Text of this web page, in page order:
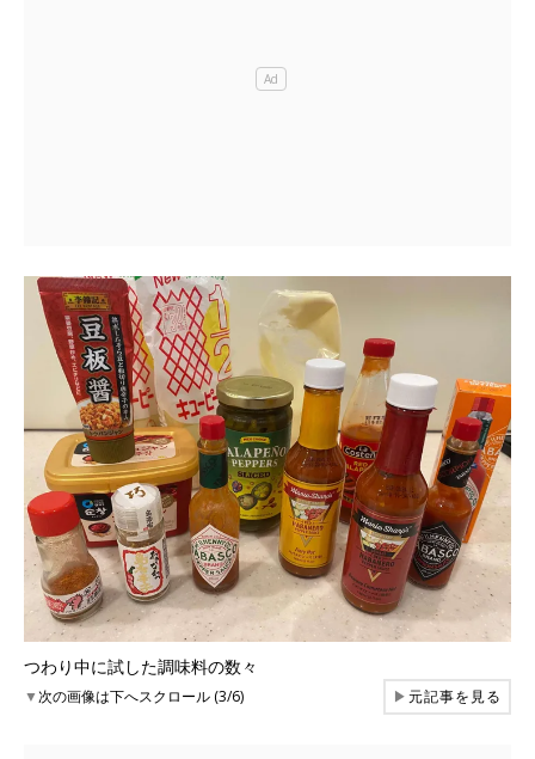
つわり中に試した調味料の数々
▼次の画像は下へスクロール (3/6) ▶元記事を見る